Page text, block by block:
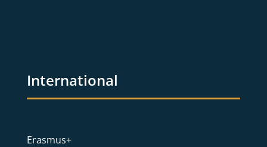
International
Erasmus+